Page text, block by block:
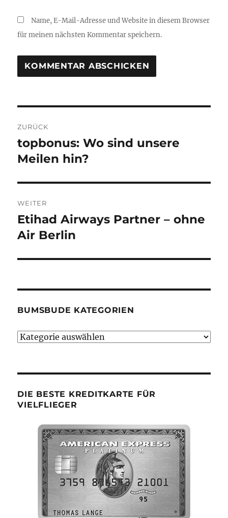
Name, E-Mail-Adresse und Website in diesem Browser
für meinen nächsten Kommentar speichern.
ZURÜCK
Vorheriger
Beitrag:
topbonus: Wo sind unsere
Meilen hin?
WEITER
Nächster
Beitrag:
Etihad Airways Partner – ohne
Air Berlin
BUMSBUDE KATEGORIEN
Bumsbude
DIE BESTE KREDITKARTE FÜR
VIELFLIEGER